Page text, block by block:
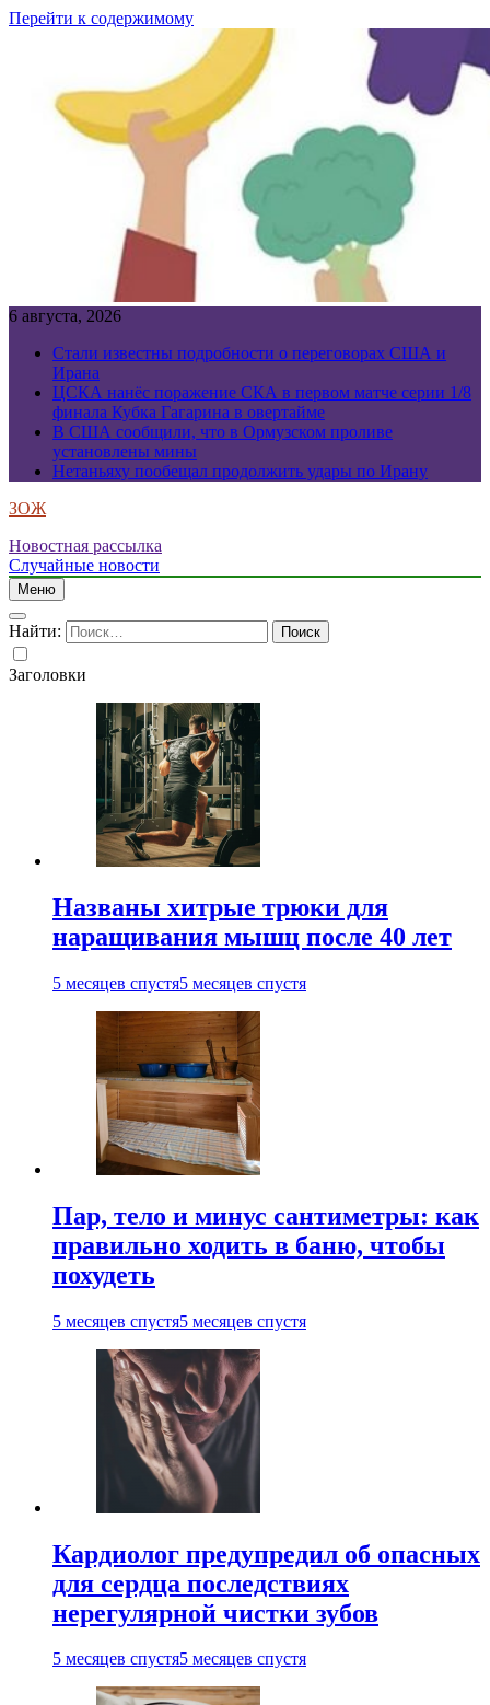
Перейти к содержимому
6 августа, 2026
Стали известны подробности о переговорах США и
Ирана
ЦСКА нанёс поражение СКА в первом матче серии 1/8
финала Кубка Гагарина в овертайме
В США сообщили, что в Ормузском проливе
установлены мины
Нетаньяху пообещал продолжить удары по Ирану
ЗОЖ
Новостная рассылка
Случайные новости
Меню
Найти:
Заголовки
Названы хитрые трюки для
наращивания мышц после 40 лет
5 месяцев спустя5 месяцев спустя
Пар, тело и минус сантиметры: как
правильно ходить в баню, чтобы
похудеть
5 месяцев спустя5 месяцев спустя
Кардиолог предупредил об опасных
для сердца последствиях
нерегулярной чистки зубов
5 месяцев спустя5 месяцев спустя